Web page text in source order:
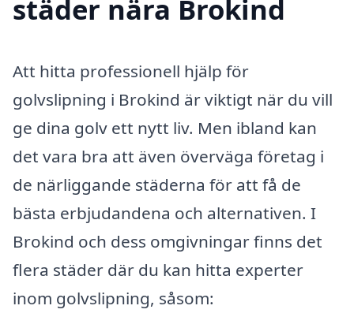
städer nära Brokind
Att hitta professionell hjälp för
golvslipning i Brokind är viktigt när du vill
ge dina golv ett nytt liv. Men ibland kan
det vara bra att även överväga företag i
de närliggande städerna för att få de
bästa erbjudandena och alternativen. I
Brokind och dess omgivningar finns det
flera städer där du kan hitta experter
inom golvslipning, såsom: